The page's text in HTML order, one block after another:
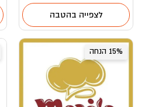
לצפייה בהטבה
15% הנחה